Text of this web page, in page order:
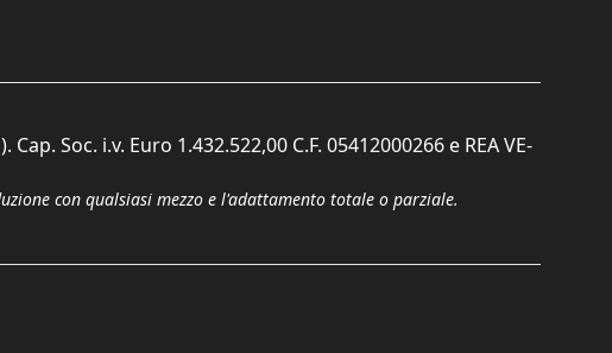
Soc. i.v. Euro 1.432.522,00 C.F. 05412000266 e REA VE-
con qualsiasi mezzo e l'adattamento totale o parziale.